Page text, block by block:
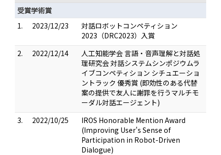
受賞学術賞
1.
2023/12/23
対話ロボットコンペティション
2023（DRC2023）入賞
2.
2022/12/14
人工知能学会 言語・音声理解と対話処
理研究会 対話システムシンポジウムラ
イブコンペティション シチュエーショ
ントラック 優秀賞 (即効性のある代替
案の提供で友人に謝罪を行うマルチモ
ーダル対話エージェント)
3.
2022/10/25
IROS Honorable Mention Award
(Improving User's Sense of
Participation in Robot-Driven
Dialogue)